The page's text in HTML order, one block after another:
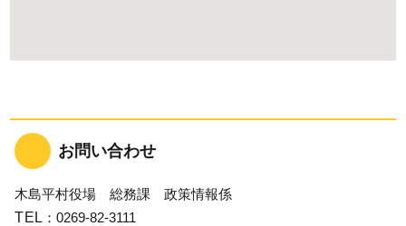
お問い合わせ
木島平村役場 総務課 政策情報係
TEL ：0269-82-3111